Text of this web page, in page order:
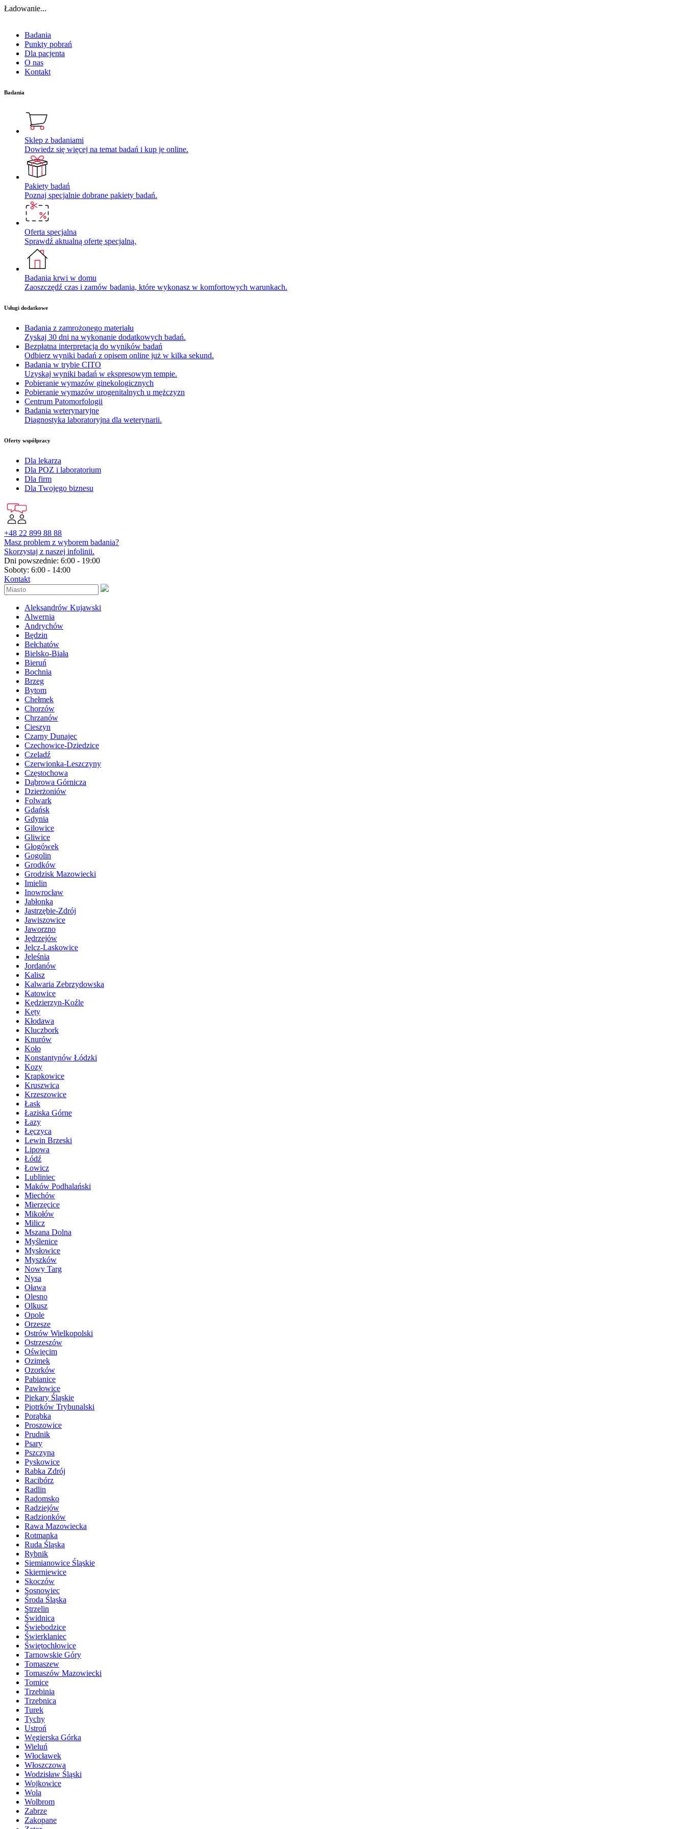
Ładowanie...
Badania
Punkty pobrań
Dla pacjenta
O nas
Kontakt
Badania
Sklep z badaniami
Dowiedz się więcej na temat badań i kup je online.
Pakiety badań
Poznaj specjalnie dobrane pakiety badań.
Oferta specjalna
Sprawdź aktualną ofertę specjalną.
Badania krwi w domu
Zaoszczędź czas i zamów badania, które wykonasz w komfortowych warunkach.
Usługi dodatkowe
Badania z zamrożonego materiału
Zyskaj 30 dni na wykonanie dodatkowych badań.
Bezpłatna interpretacja do wyników badań
Odbierz wyniki badań z opisem online już w kilka sekund.
Badania w trybie CITO
Uzyskaj wyniki badań w ekspresowym tempie.
Pobieranie wymazów ginekologicznych
Pobieranie wymazów urogenitalnych u mężczyzn
Centrum Patomorfologii
Badania weterynaryjne
Diagnostyka laboratoryjna dla weterynarii.
Oferty współpracy
Dla lekarza
Dla POZ i laboratorium
Dla firm
Dla Twojego biznesu
+48 22 899 88 88
Masz problem z wyborem badania?
Skorzystaj z naszej infolinii.
Dni powszednie: 6:00 - 19:00
Soboty: 6:00 - 14:00
Kontakt
Aleksandrów Kujawski
Alwernia
Andrychów
Będzin
Bełchatów
Bielsko-Biała
Bieruń
Bochnia
Brzeg
Bytom
Chełmek
Chorzów
Chrzanów
Cieszyn
Czarny Dunajec
Czechowice-Dziedzice
Czeladź
Czerwionka-Leszczyny
Częstochowa
Dąbrowa Górnicza
Dzierżoniów
Folwark
Gdańsk
Gdynia
Gilowice
Gliwice
Głogówek
Gogolin
Grodków
Grodzisk Mazowiecki
Imielin
Inowrocław
Jabłonka
Jastrzębie-Zdrój
Jawiszowice
Jaworzno
Jędrzejów
Jelcz-Laskowice
Jeleśnia
Jordanów
Kalisz
Kalwaria Zebrzydowska
Katowice
Kędzierzyn-Koźle
Kęty
Kłodawa
Kluczbork
Knurów
Koło
Konstantynów Łódzki
Kozy
Krapkowice
Kruszwica
Krzeszowice
Łask
Łaziska Górne
Łazy
Łęczyca
Lewin Brzeski
Lipowa
Łódź
Łowicz
Lubliniec
Maków Podhalański
Miechów
Mierzęcice
Mikołów
Milicz
Mszana Dolna
Myślenice
Mysłowice
Myszków
Nowy Targ
Nysa
Oława
Olesno
Olkusz
Opole
Orzesze
Ostrów Wielkopolski
Ostrzeszów
Oświęcim
Ozimek
Ozorków
Pabianice
Pawłowice
Piekary Śląskie
Piotrków Trybunalski
Porąbka
Proszowice
Prudnik
Psary
Pszczyna
Pyskowice
Rabka Zdrój
Racibórz
Radlin
Radomsko
Radziejów
Radzionków
Rawa Mazowiecka
Rotmanka
Ruda Śląska
Rybnik
Siemianowice Śląskie
Skierniewice
Skoczów
Sosnowiec
Środa Śląska
Strzelin
Świdnica
Świebodzice
Świerklaniec
Świętochłowice
Tarnowskie Góry
Tomaszew
Tomaszów Mazowiecki
Tomice
Trzebinia
Trzebnica
Turek
Tychy
Ustroń
Węgierska Górka
Wieluń
Włocławek
Włoszczowa
Wodzisław Śląski
Wojkowice
Wola
Wolbrom
Zabrze
Zakopane